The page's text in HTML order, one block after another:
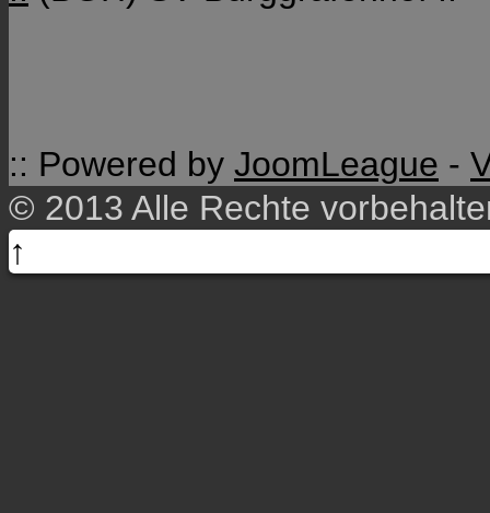
:: Powered by JoomLeague -
© 2013 Alle Rechte
↑